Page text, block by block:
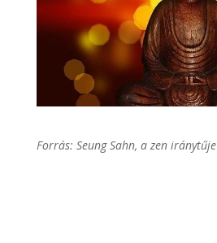
Forrás: Seung Sahn, a zen iránytűje